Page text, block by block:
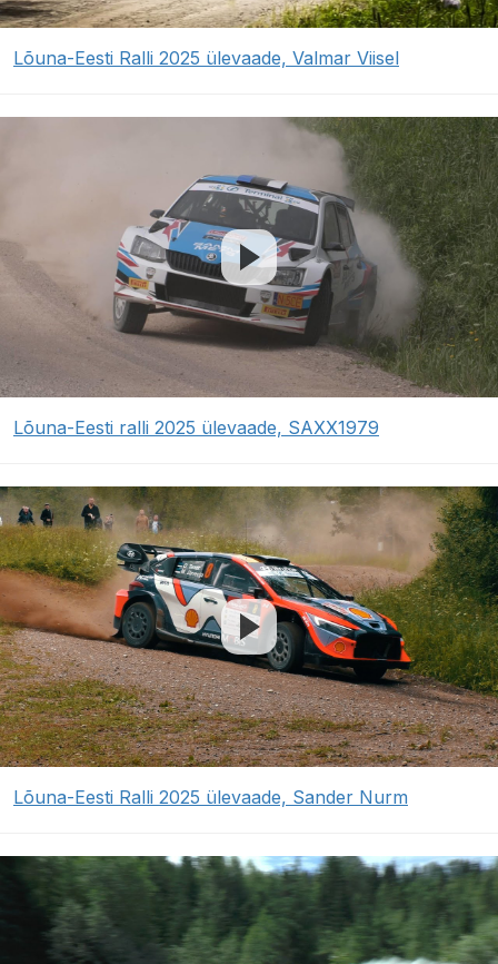
Lõuna-Eesti Ralli 2025 ülevaade, Valmar Viisel
Lõuna-Eesti ralli 2025 ülevaade, SAXX1979
Lõuna-Eesti Ralli 2025 ülevaade, Sander Nurm